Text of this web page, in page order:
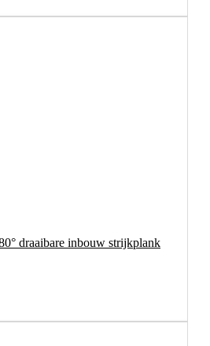
draaibare inbouw strijkplank